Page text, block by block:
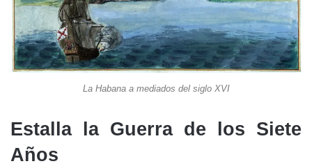
La Habana a mediados del siglo XVI
Estalla la Guerra de los Siete
Años